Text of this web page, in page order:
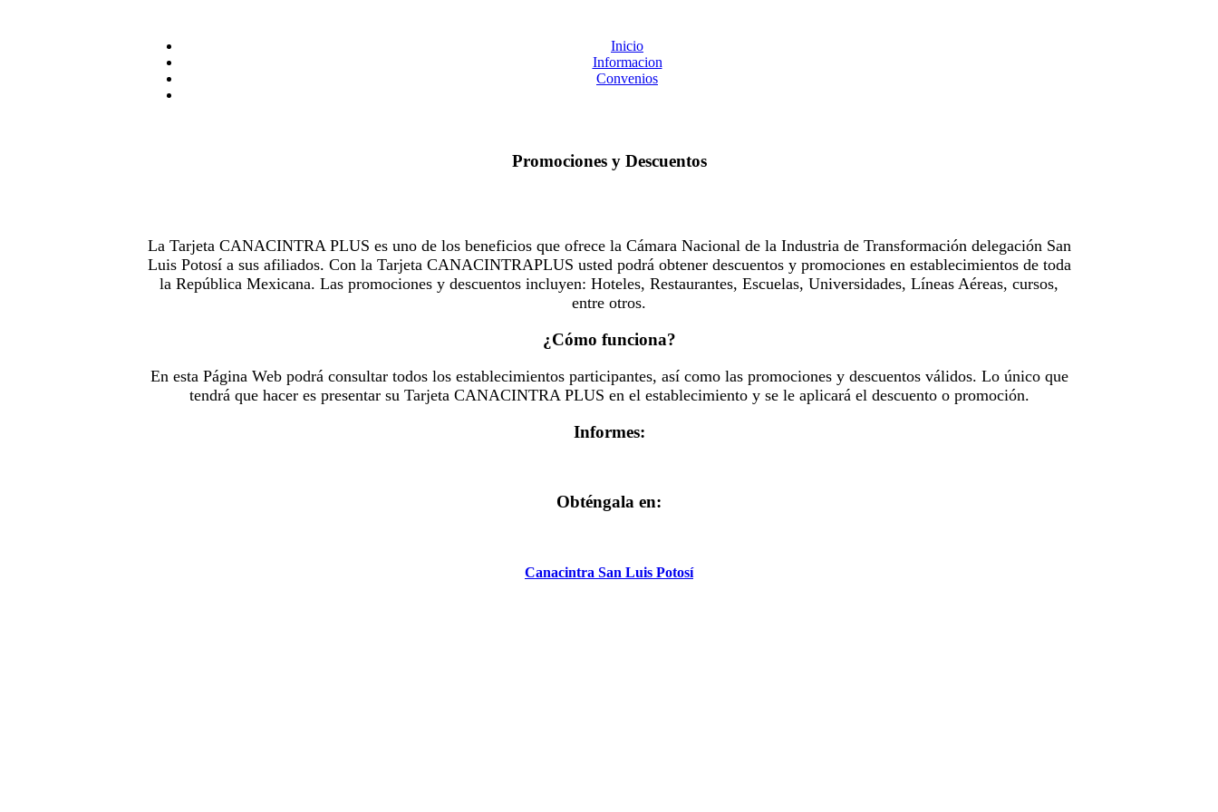
Inicio
Informacion
Convenios
Promociones y Descuentos
La Tarjeta CANACINTRA PLUS es uno de los beneficios que ofrece la Cámara Nacional de la Industria de Transformación delegación San
Luis Potosí a sus afiliados. Con la Tarjeta CANACINTRAPLUS usted podrá obtener descuentos y promociones en establecimientos de toda
la República Mexicana. Las promociones y descuentos incluyen: Hoteles, Restaurantes, Escuelas, Universidades, Líneas Aéreas, cursos,
entre otros.
¿Cómo funciona?
En esta Página Web podrá consultar todos los establecimientos participantes, así como las promociones y descuentos válidos. Lo único que
tendrá que hacer es presentar su Tarjeta CANACINTRA PLUS en el establecimiento y se le aplicará el descuento o promoción.
Informes:
Obténgala en:
Canacintra San Luis Potosí